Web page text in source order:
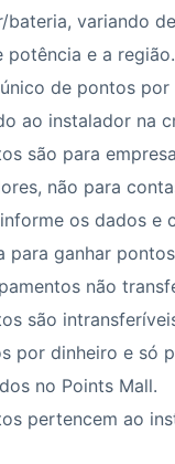
bateria, variando
potência e a região.
de pontos
ao instalador na
são para
não para
os dados e
para ganhar
não
são
por dinheiro e só
no Points Mall.
pertencem ao